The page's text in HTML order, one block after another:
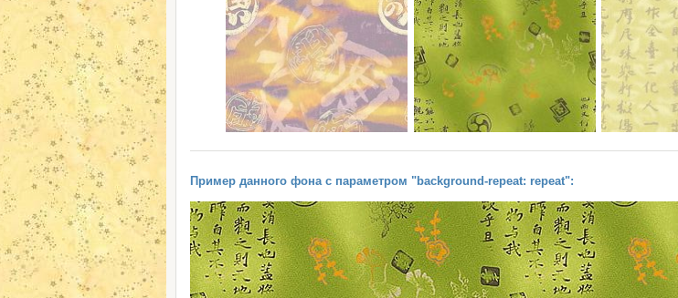
Пример данного фона с параметром "background-repeat: repeat":